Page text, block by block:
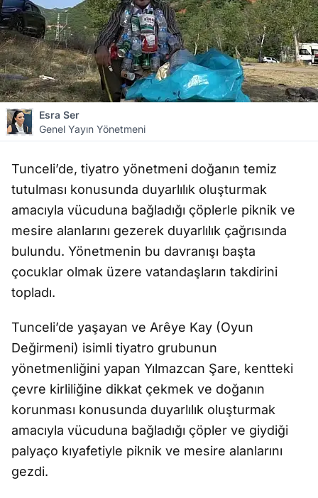
Esra Ser
Genel Yayın Yönetmeni
Tunceli’de, tiyatro yönetmeni doğanın temiz
tutulması konusunda duyarlılık oluşturmak
amacıyla vücuduna bağladığı çöplerle piknik ve
mesire alanlarını gezerek duyarlılık çağrısında
bulundu. Yönetmenin bu davranışı başta
çocuklar olmak üzere vatandaşların takdirini
topladı.
Tunceli’de yaşayan ve Arêye Kay (Oyun
Değirmeni) isimli tiyatro grubunun
yönetmenliğini yapan Yılmazcan Şare, kentteki
çevre kirliliğine dikkat çekmek ve doğanın
korunması konusunda duyarlılık oluşturmak
amacıyla vücuduna bağladığı çöpler ve giydiği
palyaço kıyafetiyle piknik ve mesire alanlarını
gezdi.